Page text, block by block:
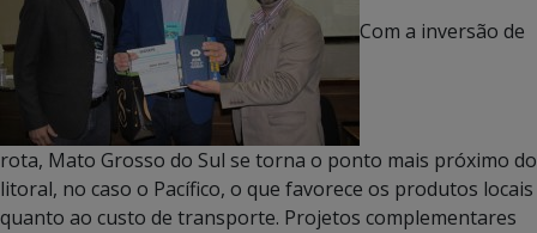
Com a inversão de
rota, Mato Grosso do Sul se torna o ponto mais próximo do
litoral, no caso o Pacífico, o que favorece os produtos locais
quanto ao custo de transporte. Projetos complementares